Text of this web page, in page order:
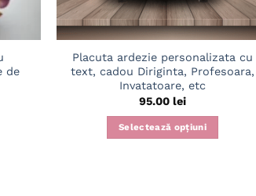
de
Placuta ardezie personalizata cu
text, cadou Diriginta, Profesoara,
Invatatoare, etc
95.00 lei
Selectează opțiuni